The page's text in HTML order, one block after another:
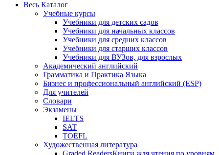
Весь Каталог
Учебные курсы
Учебники для детских садов
Учебники для начальных классов
Учебники для средних классов
Учебники для старших классов
Учебники для ВУЗов, для взрослых
Академический английский
Грамматика и Практика Языка
Бизнес и профессиональный английский (ESP)
Для учителей
Словари
Экзамены
IELTS
SAT
TOEFL
Художественная литература
Graded ReadersКниги ждя чтения по уровням